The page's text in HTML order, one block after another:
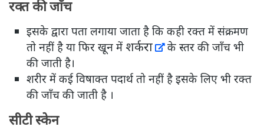
रक्त की जाँच
इसके द्वारा पता लगाया जाता है कि कही रक्त में संक्रमण
तो नहीं है या फिर खून में शर्करा
के स्तर की जाँच भी
की जाती है।
शरीर में कई विषाक्त पदार्थ तो नहीं है इसके लिए भी रक्त
की जाँच की जाती है ।
सीटी स्केन